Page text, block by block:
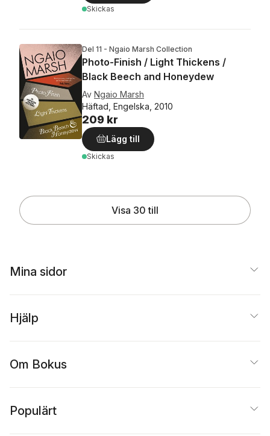
Skickas
Del 11 - Ngaio Marsh Collection
Photo-Finish / Light Thickens /
Black Beech and Honeydew
Av Ngaio Marsh
Häftad, Engelska, 2010
209 kr
Lägg till
Skickas
Visa 30 till
Mina sidor
Hjälp
Om Bokus
Populärt